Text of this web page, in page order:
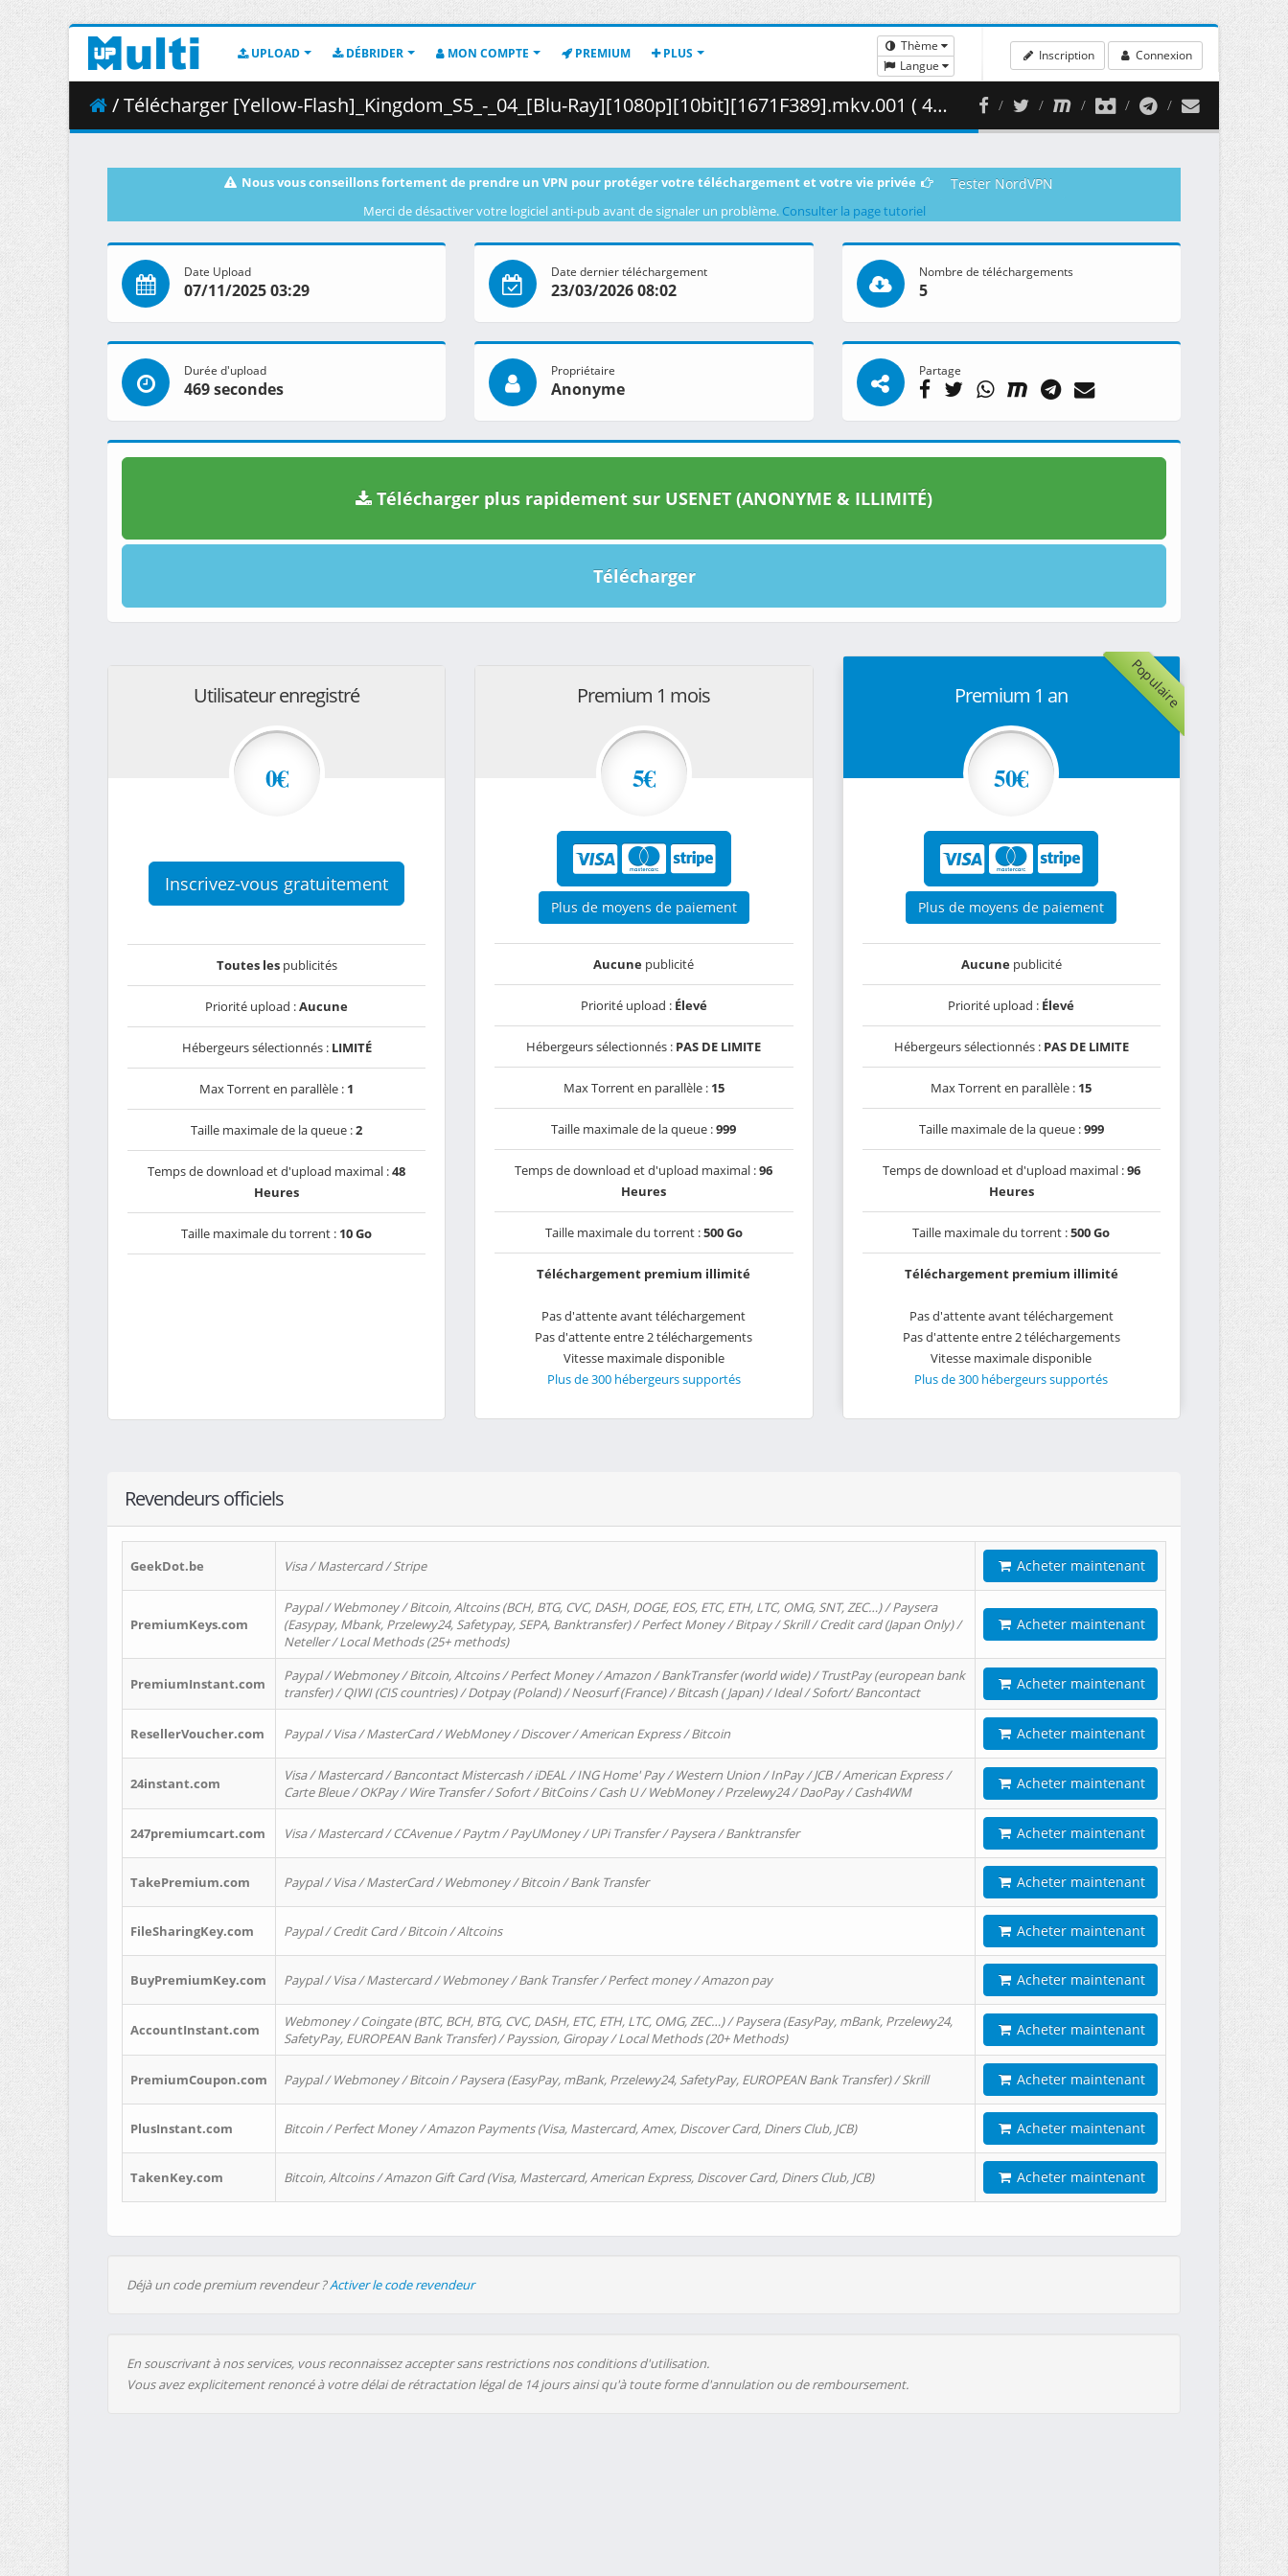
UPLOAD DÉBRIDER MON COMPTE PREMIUM PLUS
Thème
Langue
Inscription Connexion
/ Télécharger [Yellow-Flash]_Kingdom_S5_-_04_[Blu-Ray][1080p][10bit][1671F389].mkv.001 ( 438.88 MB )
Nous vous conseillons fortement de prendre un VPN pour protéger votre téléchargement et votre vie privée Tester NordVPN
Merci de désactiver votre logiciel anti-pub avant de signaler un problème. Consulter la page tutoriel
Date Upload
07/11/2025 03:29
Date dernier téléchargement
23/03/2026 08:02
Nombre de téléchargements
5
Durée d'upload
469 secondes
Propriétaire
Anonyme
Partage
Télécharger plus rapidement sur USENET (ANONYME & ILLIMITÉ)
Télécharger
Utilisateur enregistré
0€
Inscrivez-vous gratuitement
Toutes lespublicités
Priorité upload :Aucune
Hébergeurs sélectionnés : LIMITÉ
Max Torrent en parallèle : 1
Taille maximale de la queue :2
Temps de download et d'upload maximal :48
Heures
Taille maximale du torrent : 10 Go
Premium 1 mois
5€
Plus de moyens de paiement
Aucune publicité
Priorité upload : Élevé
Hébergeurs sélectionnés : PAS DE LIMITE
Max Torrent en parallèle : 15
Taille maximale de la queue :999
Temps de download et d'upload maximal :96
Heures
Taille maximale du torrent :500 Go
Téléchargement premium illimité
Pas d'attente avant téléchargement
Pas d'attente entre 2 téléchargements
Vitesse maximale disponible
Plus de 300 hébergeurs supportés
Populaire
Premium 1 an
50€
Plus de moyens de paiement
Aucunepublicité
Priorité upload : Élevé
Hébergeurs sélectionnés : PAS DE LIMITE
Max Torrent en parallèle : 15
Taille maximale de la queue :999
Temps de download et d'upload maximal :96
Heures
Taille maximale du torrent :500 Go
Téléchargement premium illimité
Pas d'attente avant téléchargement
Pas d'attente entre 2 téléchargements
Vitesse maximale disponible
Plus de 300 hébergeurs supportés
Revendeurs officiels
GeekDot.be Visa / Mastercard / Stripe Acheter maintenant
PremiumKeys.com
Paypal / Webmoney / Bitcoin, Altcoins (BCH, BTG, CVC, DASH, DOGE, EOS, ETC, ETH, LTC, OMG, SNT, ZEC…) / Paysera
(Easypay, Mbank, Przelewy24, Safetypay, SEPA, Banktransfer) / Perfect Money / Bitpay / Skrill / Credit card (Japan Only) /
Neteller / Local Methods (25+ methods)
Acheter maintenant
PremiumInstant.com
Paypal / Webmoney / Bitcoin, Altcoins / Perfect Money / Amazon / BankTransfer (world wide) / TrustPay (european bank
transfer) / QIWI (CIS countries) / Dotpay (Poland) / Neosurf (France) / Bitcash ( Japan) / Ideal / Sofort/ Bancontact
Acheter maintenant
ResellerVoucher.com Paypal / Visa / MasterCard / WebMoney / Discover / American Express / Bitcoin Acheter maintenant
24instant.com
Visa / Mastercard / Bancontact Mistercash / iDEAL / ING Home' Pay / Western Union / InPay / JCB / American Express /
Carte Bleue / OKPay / Wire Transfer / Sofort / BitCoins / Cash U / WebMoney / Przelewy24 / DaoPay / Cash4WM
Acheter maintenant
247premiumcart.com Visa / Mastercard / CCAvenue / Paytm / PayUMoney / UPi Transfer / Paysera / Banktransfer Acheter maintenant
TakePremium.com Paypal / Visa / MasterCard / Webmoney / Bitcoin / Bank Transfer Acheter maintenant
FileSharingKey.com Paypal / Credit Card / Bitcoin / Altcoins Acheter maintenant
BuyPremiumKey.com Paypal / Visa / Mastercard / Webmoney / Bank Transfer / Perfect money / Amazon pay Acheter maintenant
AccountInstant.com
Webmoney / Coingate (BTC, BCH, BTG, CVC, DASH, ETC, ETH, LTC, OMG, ZEC…) / Paysera (EasyPay, mBank, Przelewy24,
SafetyPay, EUROPEAN Bank Transfer) / Payssion, Giropay / Local Methods (20+ Methods)
Acheter maintenant
PremiumCoupon.com Paypal / Webmoney / Bitcoin / Paysera (EasyPay, mBank, Przelewy24, SafetyPay, EUROPEAN Bank Transfer) / Skrill Acheter maintenant
PlusInstant.com Bitcoin / Perfect Money / Amazon Payments (Visa, Mastercard, Amex, Discover Card, Diners Club, JCB) Acheter maintenant
TakenKey.com Bitcoin, Altcoins / Amazon Gift Card (Visa, Mastercard, American Express, Discover Card, Diners Club, JCB) Acheter maintenant
Déjà un code premium revendeur ?Activer le code revendeur
En souscrivant à nos services, vous reconnaissez accepter sans restrictions nos conditions d'utilisation.
Vous avez explicitement renoncé à votre délai de rétractation légal de 14 jours ainsi qu'à toute forme d'annulation ou de remboursement.